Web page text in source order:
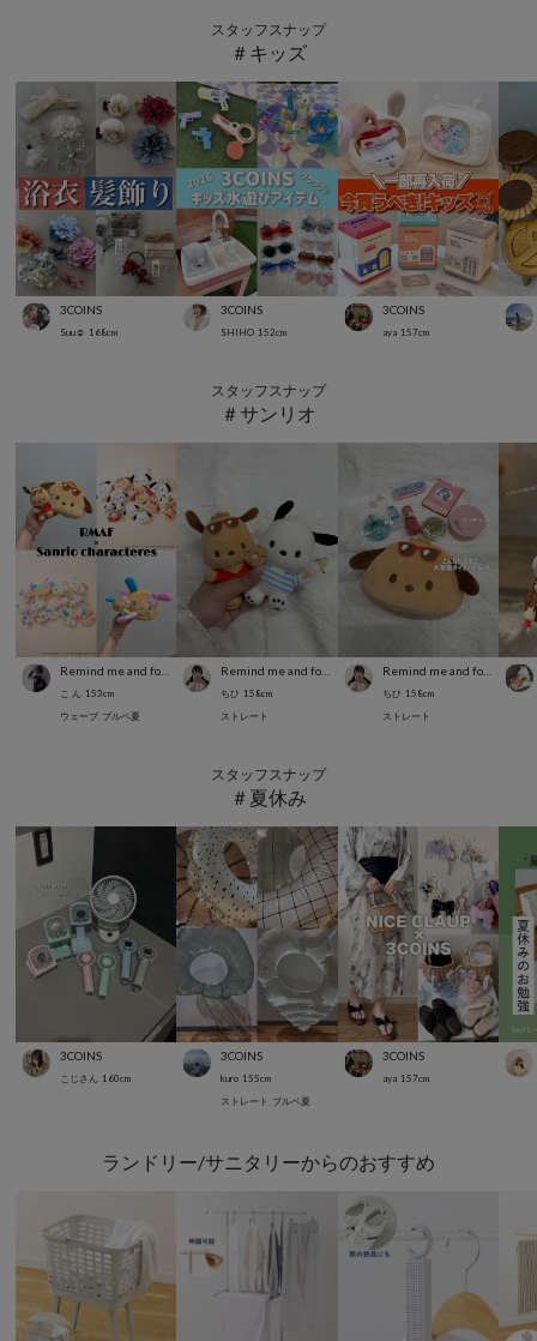
スタッフスナップ
＃キッズ
3COINS
Suu☺︎ 168cm
3COINS
SHIHO 152cm
3COINS
aya 157cm
スタッフスナップ
＃サンリオ
こ ん 153cm
ウェーブ ブルベ夏
ちひ 158cm
ストレート
Remind me and forever
ちひ 158cm
ストレート
スタッフスナップ
＃夏休み
3COINS
こじさん 160cm
3COINS
kuro 155cm
ストレート ブルベ夏
3COINS
aya 157cm
ランドリー/サニタリーからのおすすめ